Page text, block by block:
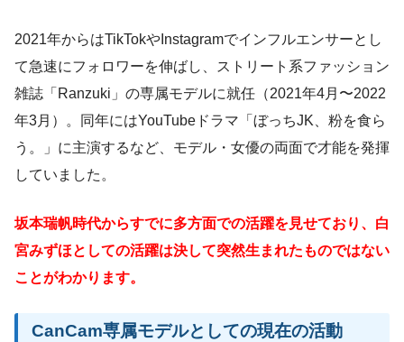
2021年からはTikTokやInstagramでインフルエンサーとし
て急速にフォロワーを伸ばし、ストリート系ファッション
雑誌「Ranzuki」の専属モデルに就任（2021年4月〜2022
年3月）。同年にはYouTubeドラマ「ぼっちJK、粉を食ら
う。」に主演するなど、モデル・女優の両面で才能を発揮
していました。
坂本瑞帆時代からすでに多方面での活躍を見せており、白
宮みずほとしての活躍は決して突然生まれたものではない
ことがわかります。
CanCam専属モデルとしての現在の活動